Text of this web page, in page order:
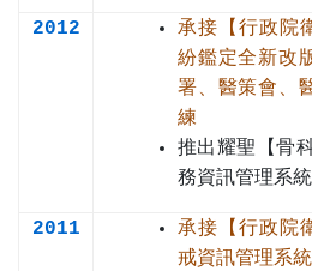
2012
承接【行政院
紛鑑定全新改
署、醫策會、
練
推出耀聖【骨
務資訊管理系統
2011
承接【行政院
戒資訊管理系